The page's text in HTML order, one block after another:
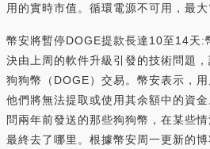
用的實時市值。循環電源不可用，最大
幣安將暫停DOGE提款長達10至14天
決由上周的軟件升級引發的技術問題
狗狗幣（DOGE）交易。幣安表示，
他們將無法提取或使用其余額中的資
問兩年前發送的那些狗狗幣，在某些
最終去了哪里。根據幣安周一更新的